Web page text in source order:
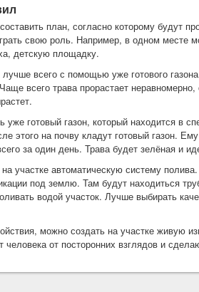
план, согласно которому будут
свою роль. Например, в одном месте
детскую площадку.
всего с помощью уже готового
всего трава прорастает
готовый газон, который находится в
этого на почву кладут готовый газон.
за один день. Трава будет зелёная и
участке автоматическую систему
под землю. Там будут находиться
водой участок. Лучше выбирать
можно создать на участке живую
от посторонних взглядов и